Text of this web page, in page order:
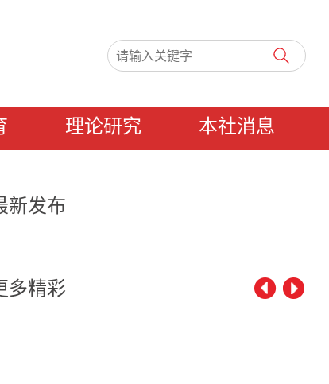
理论研究 本社消息
新发布
多精彩